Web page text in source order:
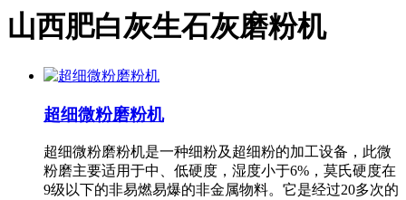
山西肥白灰生石灰磨粉机
超细微粉磨粉机
超细微粉磨粉机是一种细粉及超细粉的加工设备，此微
粉磨主要适用于中、低硬度，湿度小于6%，莫氏硬度在
9级以下的非易燃易爆的非金属物料。它是经过20多次的